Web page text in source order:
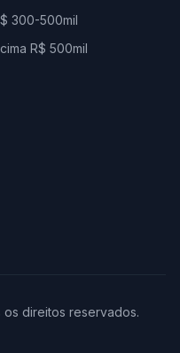
300-500mil
R$ 500mil
direitos reservados.